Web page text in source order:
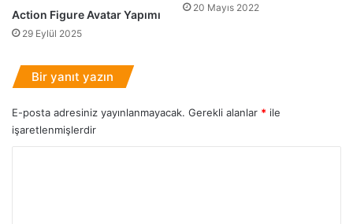
s
u
m
T
e
z
Y
r
i
Action Figure Avatar Yapımı
29 Eylül 2025
20 Mayıs 2022
Bir yanıt yazın
E-posta adresiniz yayınlanmayacak. Gerekli alanlar * ile
işaretlenmişlerdir